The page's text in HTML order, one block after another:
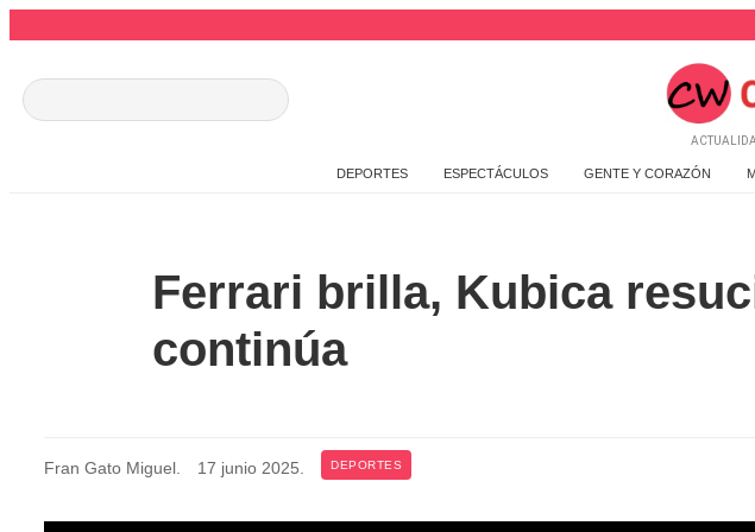
DEPORTES ESPECTÁCULOS GENTE Y CORAZÓN
Ferrari brilla, Kubica
continúa
Fran Gato Miguel 17 junio 2025 DEPORTES